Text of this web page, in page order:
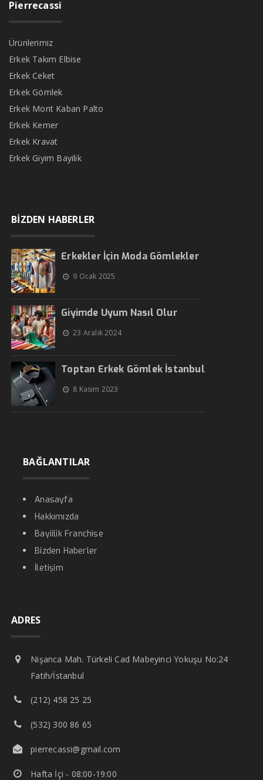
Pierrecassi
Ürünlerimiz
Erkek Takım Elbise
Erkek Ceket
Erkek Gömlek
Erkek Mont Kaban Palto
Erkek Kemer
Erkek Kravat
Erkek Giyim Bayilik
BİZDEN HABERLER
Erkekler İçin Moda Gömlekler
9 Ocak 2025
Giyimde Uyum Nasıl Olur
23 Aralık 2024
Toptan Erkek Gömlek İstanbul
8 Kasım 2023
BAĞLANTILAR
Anasayfa
Hakkımızda
Bayiilik Franchise
Bizden Haberler
İletişim
ADRES
Nişanca Mah. Türkeli Cad Mabeyinci Yokuşu No:24
Fatih/İstanbul
(212) 458 25 25
(532) 300 86 65
pierrecassi@gmail.com
Hafta İçi - 08:00-19:00